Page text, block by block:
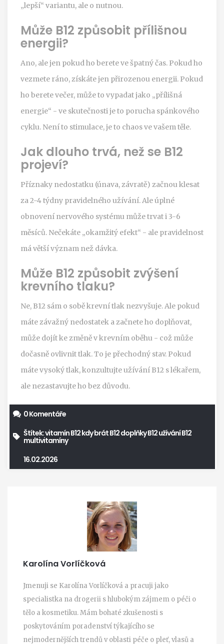
„lepší“ variantu, ale o nutnou.
Může B12 způsobit přílišnou
energii?
Ano, ale jen pokud ho berete ve špatný čas. Pokud ho
vezmete ráno, získáte jen přirozenou energii. Pokud
ho berete večer, může to vypadat jako „přílišná
energie“ - ve skutečnosti je to porucha spánkového
cyklu. Není to stimulace, je to chaos ve vašem těle.
Jak dlouho trvá, než se B12
projeví?
Příznaky nedostatku (únava, závratě) začnou klesat
za 2-4 týdny pravidelného užívání. Ale úplné
obnovení nervového systému může trvat i 3-6
měsíců. Nečekáte „okamžitý efekt“ - ale pravidelnost
má větší význam než dávka.
Může B12 způsobit zvýšení
krevního tlaku?
Ne, B12 sám o sobě krevní tlak nezvyšuje. Ale pokud
máte závažný nedostatek a začnete ho doplňovat,
může dojít ke změně v krevním oběhu - což může
dočasně ovlivnit tlak. To je přechodný stav. Pokud
máte vysoký tlak, konzultujte užívání B12 s lékařem,
ale nezastavujte ho bez důvodu.
0 Komentáře
Štítek:vitamín B12kdy brát B12doplňky B12užívání B12
multivitamíny
16.02.2026
Karolína Vorlíčková
Jmenuji se Karolína Vorlíčková a pracuji jako
specialistka na drogerii s hlubokým zájmem o péči o
tělo a kosmetiku. Mám bohaté zkušenosti s
poskytováním poradenství týkajícího se
nejmodernějších trendů v oblasti péče o pleť, vlasů a